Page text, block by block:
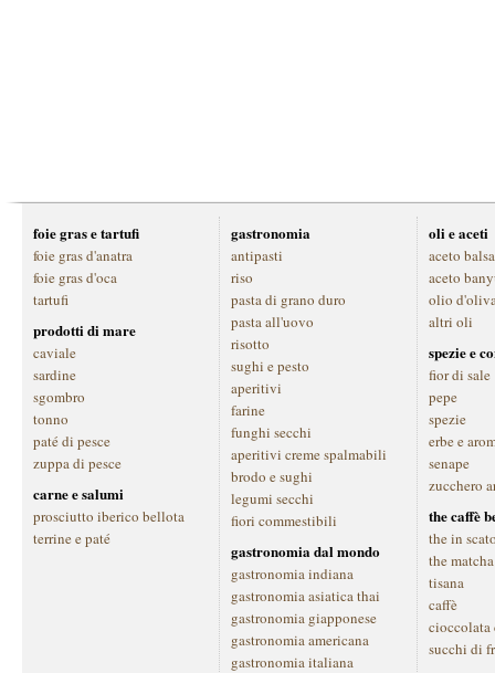
foie gras e tartufi
foie gras d'anatra
foie gras d'oca
tartufi
prodotti di mare
caviale
sardine
sgombro
tonno
paté di pesce
zuppa di pesce
carne e salumi
prosciutto iberico bellota
terrine e paté
gastronomia
antipasti
riso
pasta di grano duro
pasta all'uovo
risotto
sughi e pesto
aperitivi
farine
funghi secchi
aperitivi creme spalmabili
brodo e sughi
legumi secchi
fiori commestibili
gastronomia dal mondo
gastronomia indiana
gastronomia asiatica thai
gastronomia giapponese
gastronomia americana
gastronomia italiana
oli e aceti
aceto
aceto
olio
altri oli
spezie e
fior di sale
pepe
spezie
erbe e
senape
zucchero
the caffè
the in
the matcha
tisana
caffè
cioccolata
succhi di